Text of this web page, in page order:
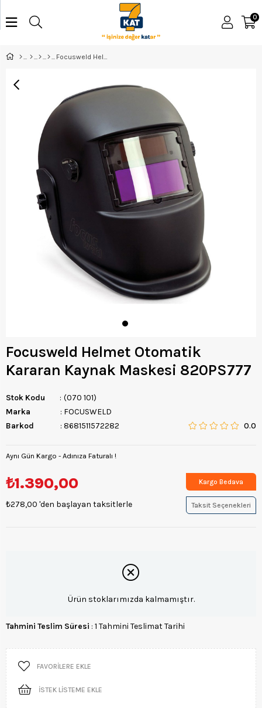
0
Focusweld Helmet Otomatik
Kararan Kaynak Maskesi 820PS777
Stok Kodu
(070 101)
Marka
: FOCUSWELD
Barkod
: 8681511572282 0.0
Aynı Gün Kargo - Adınıza Faturalı !
₺1.390,00
₺278,00 'den başlayan taksitlerle
Kargo Bedava
Taksit Seçenekleri
Ürün stoklarımızda kalmamıştır.
Tahmini Teslim Süresi : 1 Tahmini Teslimat Tarihi
FAVORILERE EKLE
İSTEK LISTEME EKLE